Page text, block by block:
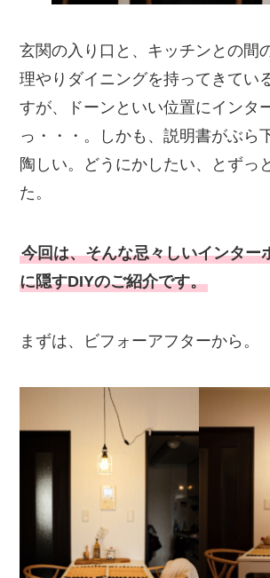
玄関の入り口と、キッチンとの間
理やりダイニングを持ってきてい
すが、ドーンといい位置にインタ
っ・・・。しかも、説明書がぶら
陶しい。どうにかしたい、とずっ
た。
今回は、そんな忌々しいインター
に隠すDIYのご紹介です。
まずは、ビフォーアフターから。